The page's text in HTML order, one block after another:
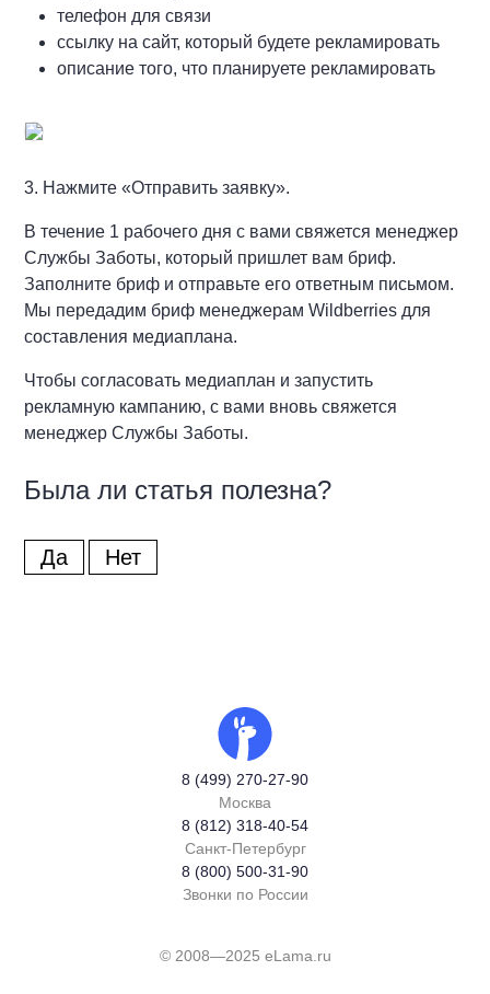
телефон для связи
ссылку на сайт, который будете рекламировать
описание того, что планируете рекламировать
3. Нажмите «Отправить заявку».
В течение 1 рабочего дня с вами свяжется менеджер
Службы Заботы, который пришлет вам бриф.
Заполните бриф и отправьте его ответным письмом.
Мы передадим бриф менеджерам Wildberries для
составления медиаплана.
Чтобы согласовать медиаплан и запустить
рекламную кампанию, с вами вновь свяжется
менеджер Службы Заботы.
Была ли статья полезна?
Да Нет
8 (499) 270-27-90
Москва
8 (812) 318-40-54
Санкт-Петербург
8 (800) 500-31-90
Звонки по России
© 2008—2025 eLama.ru